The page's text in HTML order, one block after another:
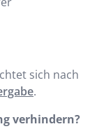
sich nach
.
verhindern?